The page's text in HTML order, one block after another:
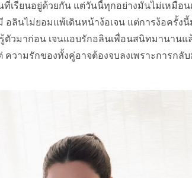
เรียนอยู่ด้วยกัน แต่วันนี้ทุกอย่างมันไม่เหมือน
อลินไม่ยอมแพ้เดินหน้าง้อเจน แต่การง้อครั้ง
ตัวมาก่อน เจนแอบรักอลินเพื่อนสนิทมานานแ
ความรักของทั้งคู่อาจต้องจบลงเพราะการก